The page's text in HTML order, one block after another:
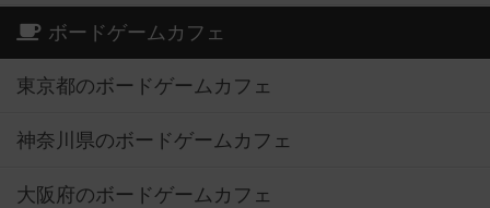
ボードゲームカフェ
東京都のボードゲームカフェ
神奈川県のボードゲームカフェ
大阪府のボードゲームカフェ